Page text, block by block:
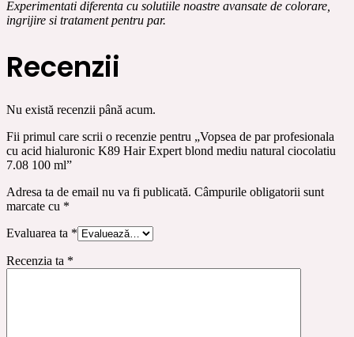
Experimentati diferenta cu solutiile noastre avansate de colorare,
ingrijire si tratament pentru par.
Recenzii
Nu există recenzii până acum.
Fii primul care scrii o recenzie pentru „Vopsea de par profesionala
cu acid hialuronic K89 Hair Expert blond mediu natural ciocolatiu
7.08 100 ml”
Adresa ta de email nu va fi publicată. Câmpurile obligatorii sunt
marcate cu *
Evaluarea ta *
Recenzia ta *